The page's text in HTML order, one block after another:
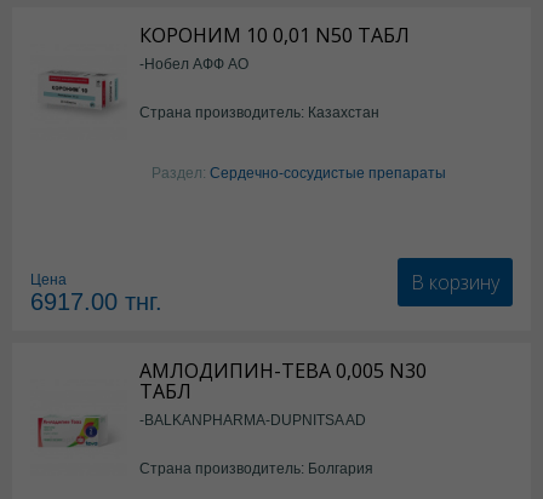
КОРОНИМ 10 0,01 N50 ТАБЛ
-Нобел АФФ АО
Страна производитель: Казахстан
Раздел: Сердечно-сосудистые препараты
Цена
6917.00 тнг.
В корзину
АМЛОДИПИН-ТЕВА 0,005 N30
ТАБЛ
-BALKANPHARMA-DUPNITSA AD
Страна производитель: Болгария